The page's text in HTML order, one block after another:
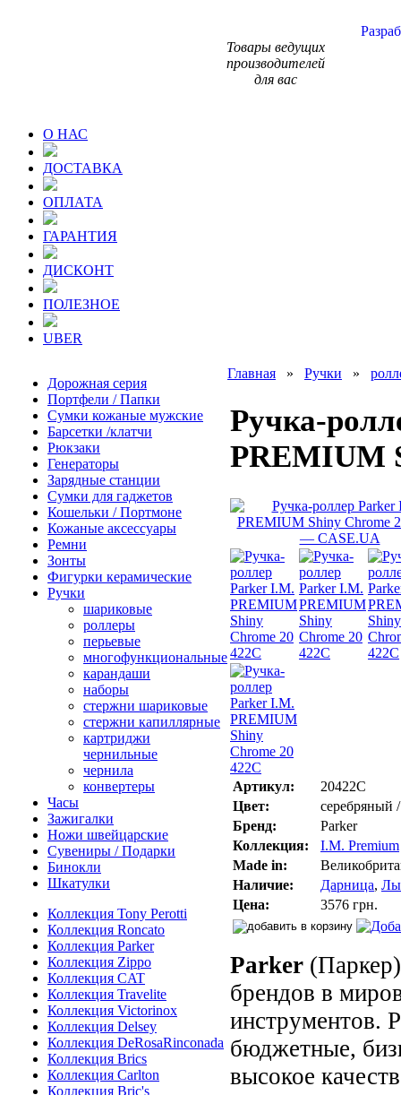
Товары ведущих
производителей
для вас
О НАС
ДОСТАВКА
ОПЛАТА
ГАРАНТИЯ
ДИСКОНТ
ПОЛЕЗНОЕ
UBER
Дорожная серия
Портфели / Папки
Сумки кожаные мужские
Барсетки /клатчи
Рюкзаки
Генераторы
Зарядные станции
Сумки для гаджетов
Кошельки / Портмоне
Кожаные аксессуары
Ремни
Зонты
Фигурки керамические
Ручки
шариковые
роллеры
перьевые
многофункциональные
карандаши
наборы
стержни шариковые
стержни капиллярные
картриджи
чернильные
чернила
конвертеры
Часы
Зажигалки
Ножи швейцарские
Сувениры / Подарки
Бинокли
Шкатулки
Коллекция Tony Perotti
Коллекция Roncato
Коллекция Parker
Коллекция Zippo
Коллекция CAT
Коллекция Travelite
Коллекция Victorinox
Коллекция Delsey
Коллекция DeRosaRinconada
Коллекция Brics
Коллекция Carlton
Коллекция Bric's
Главная » Ручки »
Ручка-
PREMIUM
Артикул:
20422C
Цвет:
серебряный
Бренд:
Parker
Коллекция:
I.M. Premium
Made in:
Наличие:
Дарница,
Цена:
3576 грн.
Parker
брендов в
инструментов.
бюджетные,
высокое